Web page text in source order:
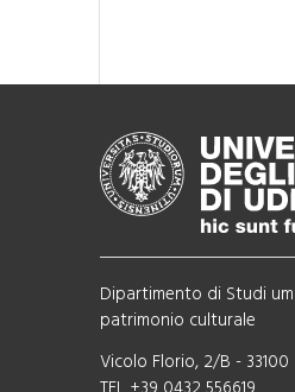
Dipartimento di Studi
patrimonio culturale
Vicolo Florio, 2/B - 33100